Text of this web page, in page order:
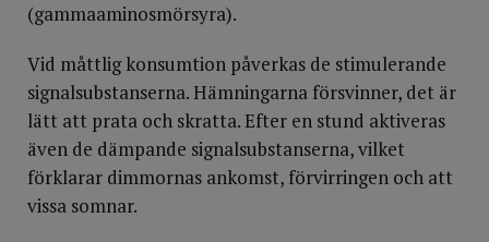
(gammaaminosmörsyra).
Vid måttlig konsumtion påverkas de stimulerande
signalsubstanserna. Hämningarna försvinner, det är
lätt att prata och skratta. Efter en stund aktiveras
även de dämpande signalsubstanserna, vilket
förklarar dimmornas ankomst, förvirringen och att
vissa somnar.